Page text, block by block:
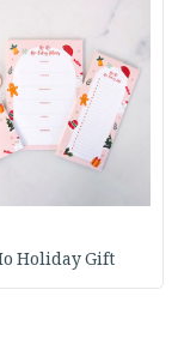
Holiday Gift